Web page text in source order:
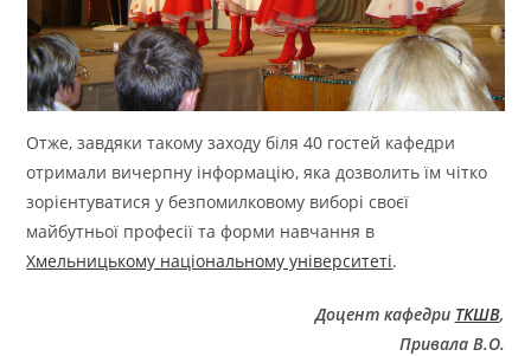
Отже, завдяки такому заходу біля 40 гостей кафедри
отримали вичерпну інформацію, яка дозволить їм чітко
зорієнтуватися у безпомилковому виборі своєї
майбутньої професії та форми навчання в
Хмельницькому національному університеті.
Доцент кафедри ТКШВ,
Привала В.О.